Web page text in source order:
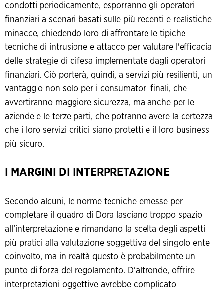
condotti periodicamente, esporranno gli operatori
finanziari a scenari basati sulle più recenti e realistiche
minacce, chiedendo loro di affrontare le tipiche
tecniche di intrusione e attacco per valutare l'efficacia
delle strategie di difesa implementate dagli operatori
finanziari. Ciò porterà, quindi, a servizi più resilienti, un
vantaggio non solo per i consumatori finali, che
avvertiranno maggiore sicurezza, ma anche per le
aziende e le terze parti, che potranno avere la certezza
che i loro servizi critici siano protetti e il loro business
più sicuro.
I MARGINI DI INTERPRETAZIONE
Secondo alcuni, le norme tecniche emesse per
completare il quadro di Dora lasciano troppo spazio
all’interpretazione e rimandano la scelta degli aspetti
più pratici alla valutazione soggettiva del singolo ente
coinvolto, ma in realtà questo è probabilmente un
punto di forza del regolamento. D’altronde, offrire
interpretazioni oggettive avrebbe complicato